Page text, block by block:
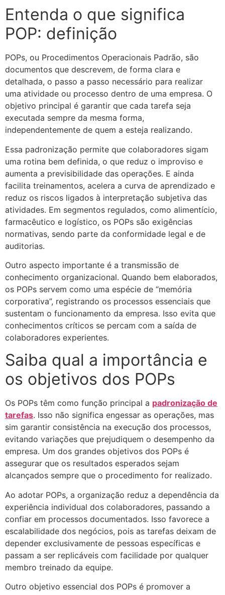
Entenda o que significa
POP: definição
POPs, ou Procedimentos Operacionais Padrão, são
documentos que descrevem, de forma clara e
detalhada, o passo a passo necessário para realizar
uma atividade ou processo dentro de uma empresa. O
objetivo principal é garantir que cada tarefa seja
executada sempre da mesma forma,
independentemente de quem a esteja realizando.
Essa padronização permite que colaboradores sigam
uma rotina bem definida, o que reduz o improviso e
aumenta a previsibilidade das operações. E ainda
facilita treinamentos, acelera a curva de aprendizado e
reduz os riscos ligados à interpretação subjetiva das
atividades. Em segmentos regulados, como alimentício,
farmacêutico e logístico, os POPs são exigências
normativas, sendo parte da conformidade legal e de
auditorias.
Outro aspecto importante é a transmissão de
conhecimento organizacional. Quando bem elaborados,
os POPs servem como uma espécie de “memória
corporativa”, registrando os processos essenciais que
sustentam o funcionamento da empresa. Isso evita que
conhecimentos críticos se percam com a saída de
colaboradores experientes.
Saiba qual a importância e
os objetivos dos POPs
Os POPs têm como função principal a padronização de
tarefas. Isso não significa engessar as operações, mas
sim garantir consistência na execução dos processos,
evitando variações que prejudiquem o desempenho da
empresa. Um dos grandes objetivos dos POPs é
assegurar que os resultados esperados sejam
alcançados sempre que o procedimento for realizado.
Ao adotar POPs, a organização reduz a dependência da
experiência individual dos colaboradores, passando a
confiar em processos documentados. Isso favorece a
escalabilidade dos negócios, pois as tarefas deixam de
depender exclusivamente de pessoas específicas e
passam a ser replicáveis com facilidade por qualquer
membro treinado da equipe.
Outro objetivo essencial dos POPs é promover a